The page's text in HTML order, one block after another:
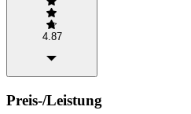
4.87
Preis-/Leistung